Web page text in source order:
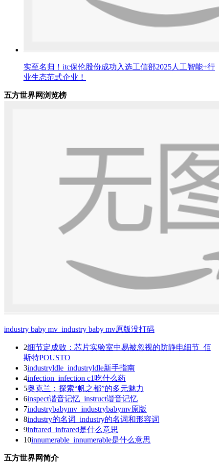
实至名归！itc保伦股份成功入选工信部2025人工智能+行
业生态范式企业！
五方世界网浏览榜
industry baby mv_industry baby mv原版没打码
2细节定成败：芯片实验室中易被忽视的防静电细节_佰
斯特POUSTO
3industryldle_industryldle新手指南
4infection_infection c1吃什么药
5奥克兰：探索“帆之都”的多元魅力
6inspect谐音记忆_instruct谐音记忆
7industrybabymv_industrybabymv原版
8industry的名词_industry的名词和形容词
9infrared_infrared是什么意思
10innumerable_innumerable是什么意思
五方世界网简介